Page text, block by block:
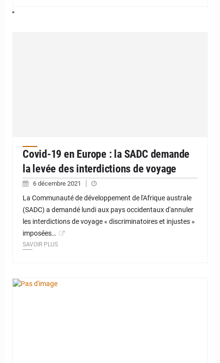
Covid-19 en Europe : la SADC demande
la levée des interdictions de voyage
6 décembre 2021
La Communauté de développement de l'Afrique australe
(SADC) a demandé lundi aux pays occidentaux d'annuler
les interdictions de voyage « discriminatoires et injustes »
imposées…
SAVOIR PLUS